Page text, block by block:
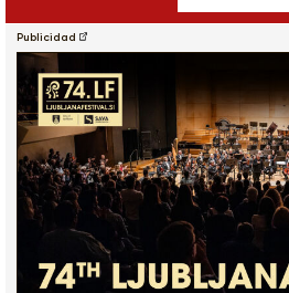
Publicidad